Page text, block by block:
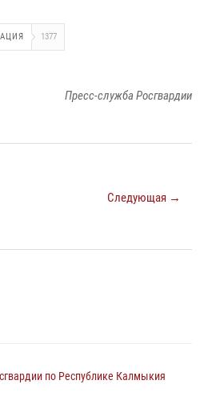
1377
Пресс-служба Росгвардии
Следующая →
по Республике Калмыкия